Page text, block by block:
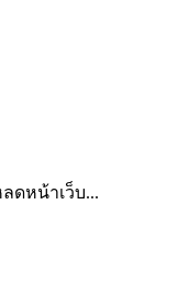
ดหน้าเว็บ...